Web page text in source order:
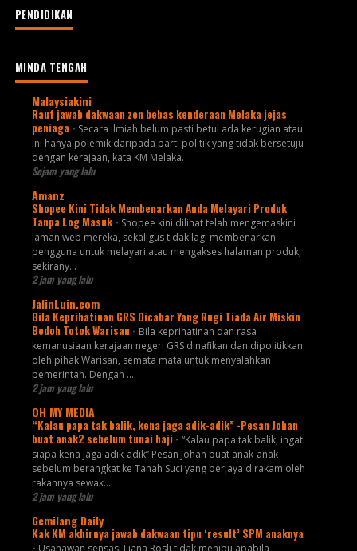
PENDIDIKAN
MINDA TENGAH
Malaysiakini
Rauf jawab dakwaan zon bebas kenderaan Melaka jejas
peniaga - Secara ilmiah belum pasti betul ada kerugian atau
ini hanya polemik daripada parti politik yang tidak bersetuju
dengan kerajaan, kata KM Melaka.
Sejam yang lalu
Amanz
Shopee Kini Tidak Membenarkan Anda Melayari Produk
Tanpa Log Masuk - Shopee kini dilihat telah mengemaskini
laman web mereka, sekaligus tidak lagi membenarkan
pengguna untuk melayari atau mengakses halaman produk,
sekirany...
2 jam yang lalu
JalinLuin.com
Bila Keprihatinan GRS Dicabar Yang Rugi Tiada Air Miskin
Bodoh Totok Warisan - Bila keprihatinan dan rasa
kemanusiaan kerajaan negeri GRS dinafikan dan dipolitikkan
oleh pihak Warisan, semata mata untuk menyalahkan
pemerintah. Dengan ...
2 jam yang lalu
OH MY MEDIA
“Kalau papa tak balik, kena jaga adik-adik” -Pesan Johan
buat anak2 sebelum tunai haji - “Kalau papa tak balik, ingat
siapa kena jaga adik-adik” Pesan Johan buat anak-anak
sebelum berangkat ke Tanah Suci yang berjaya dirakam oleh
rakannya sewak...
2 jam yang lalu
Gemilang Daily
Kak KM akhirnya jawab dakwaan tipu ‘result’ SPM anaknya
-